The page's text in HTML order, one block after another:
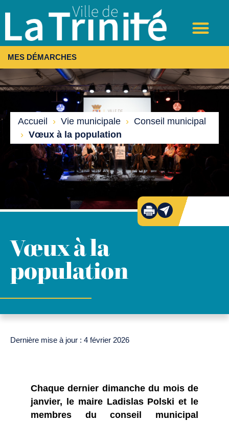
MES DÉMARCHES
Accueil › Vie municipale › Conseil municipal
› Vœux à la population
Vœux à la
population
Dernière mise à jour : 4 février 2026
Chaque dernier dimanche du mois de
janvier, le maire Ladislas Polski et le
membres du conseil municipal